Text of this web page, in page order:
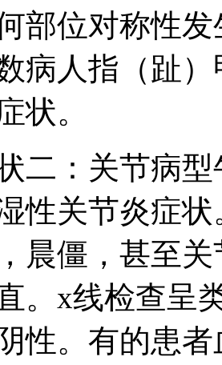
部位对称性
病人指（趾
状。
二：关节病
性关节炎症
晨僵，甚至
。x线检查呈
性。有的患